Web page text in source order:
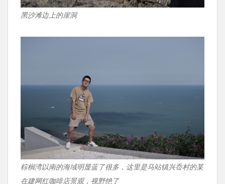
黑沙滩边上的崖洞
棕榈湾以南的海域明显蓝了很多，这里是马站镇兴岙村的某
在建网红咖啡店景观，视野绝了